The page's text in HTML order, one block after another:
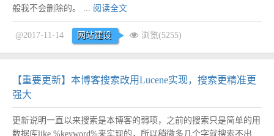
般我不会删除的。 ... 阅读全文
@2017-11-14 网站建设 浏览(5255)
【重要更新】本博客搜索改用Lucene实现，搜索更精准更
强大
更新说明一直以来搜索是本博客的弱项，之前的搜索只是简单的用
数据库like %keyword%来实现的，所以稍微多几个字就搜索不出